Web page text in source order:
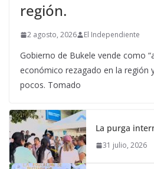
región.
2 agosto, 2026 El Independiente
Gobierno de Bukele vende como
económico rezagado en la región
pocos. Tomado
La purga
31 julio, 2026